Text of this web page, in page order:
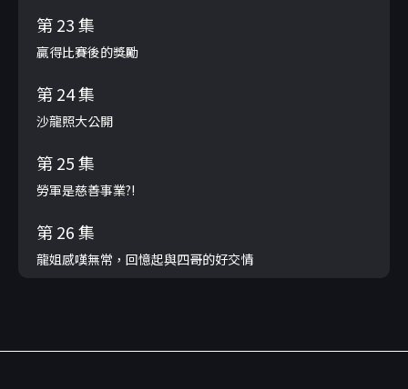
第 23 集
贏得比賽後的獎勵
第 24 集
沙龍照大公開
第 25 集
勞軍是慈善事業?!
第 26 集
龍姐感嘆無常，回憶起與四哥的好交情